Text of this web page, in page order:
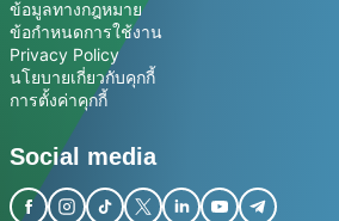
ข้อมูลทางกฎหมาย
ข้อกำหนดการใช้งาน
Privacy Policy
นโยบายเกี่ยวกับคุกกี้
การตั้งค่าคุกกี้
Social media